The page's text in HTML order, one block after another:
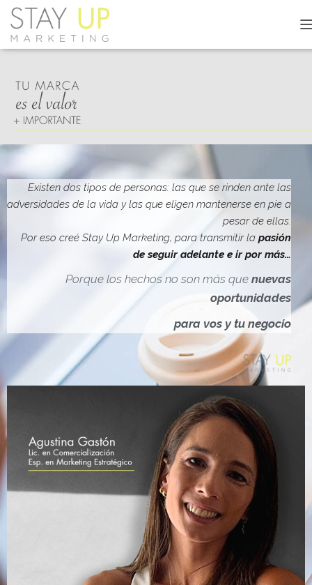
A
M
D
E
N
A
V
G
I
Ó
N
Existen dos tipos de personas: las que se rinden ante las
adversidades de la vida y las que eligen mantenerse en pie a
pesar de ellas.
Por eso creé Stay Up Marketing, para transmitir la pasión
de seguir adelante e ir por más…
Porque los hechos no son más que nuevas
oportunidades
para vos y tu negocio